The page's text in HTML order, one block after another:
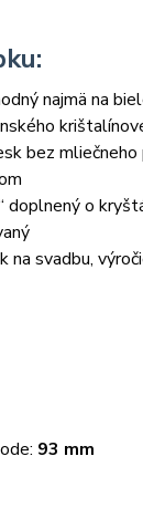
najmä na
bez mliečneho
doplnený o
svadbu,
93 mm